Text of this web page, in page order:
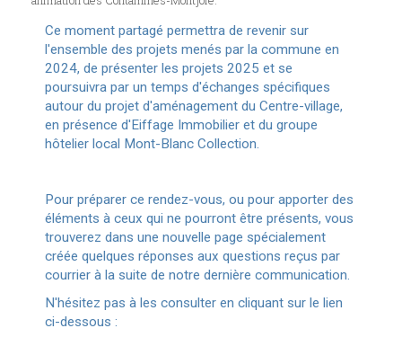
Ce moment partagé permettra de revenir sur
l'ensemble des projets menés par la commune en
2024, de présenter les projets 2025 et se
poursuivra par un temps d'échanges spécifiques
autour du projet d'aménagement du Centre-village,
en présence d'Eiffage Immobilier et du groupe
hôtelier local Mont-Blanc Collection.
Pour préparer ce rendez-vous, ou pour apporter des
éléments à ceux qui ne pourront être présents, vous
trouverez dans une nouvelle page spécialement
créée quelques réponses aux questions reçus par
courrier à la suite de notre dernière communication.
N'hésitez pas à les consulter en cliquant sur le lien
ci-dessous :